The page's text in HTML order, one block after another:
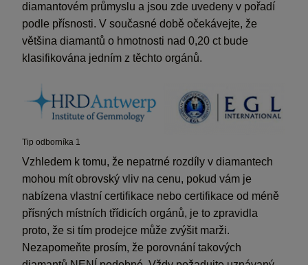
Náklady
Fluo
diamantovém průmyslu a jsou zde uvedeny v pořadí
podle přísnosti. V současné době očekávejte, že
většina diamantů o hmotnosti nad 0,20 ct bude
klasifikována jedním z těchto orgánů.
Tip odborníka 1
Vzhledem k tomu, že nepatrné rozdíly v diamantech
mohou mít obrovský vliv na cenu, pokud vám je
nabízena vlastní certifikace nebo certifikace od méně
přísných místních třídicích orgánů, je to zpravidla
proto, že si tím prodejce může zvýšit marži.
Nezapomeňte prosím, že porovnání takových